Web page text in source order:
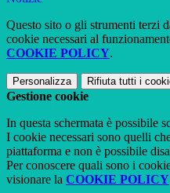
Questo sito o gli strumenti terzi
cookie necessari al
COOKIE POLICY.
Personalizza Rifiuta tutti i
Gestione cookie
In questa schermata è possibile
I cookie necessari sono quelli
piattaforma e non è possibile
Per conoscere quali sono i
visionare la COOKIE POLICY